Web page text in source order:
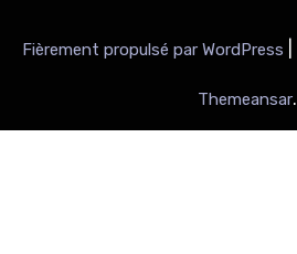
Fièrement propulsé par WordPress
Themeansar.